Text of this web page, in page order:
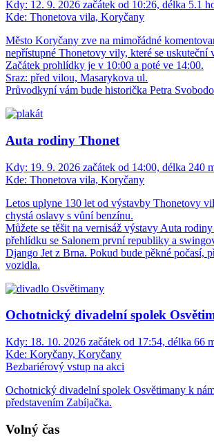
Kdy: 12. 9. 2026 začátek od 10:26, délka 5.1
Kde: Thonetova vila, Koryčany
Město Koryčany zve na mimořádné
nepřístupné Thonetovy vily, které se uskuteční
Začátek prohlídky je v 10:00 a poté ve 14:00.
Sraz: před vilou, Masarykova ul.
Průvodkyní vám bude historička Petra
Auta rodiny Thonet
Kdy: 19. 9. 2026 začátek od 14:00, délka 240
Kde: Thonetova vila, Koryčany
Letos uplyne 130 let od výstavby Thonetovy
chystá oslavy s vůní benzínu.
Můžete se těšit na vernisáž výstavy Auta
přehlídku se Salonem první republiky a
Django Jet z Brna. Pokud bude pěkné počasí,
vozidla.
Ochotnický divadelní spolek
Kdy: 18. 10. 2026 začátek od 17:54, délka 66
Kde: Koryčany, Koryčany
Bezbariérový vstup na akci
Ochotnický divadelní spolek Osvětimany k
představením Zabíjačka.
Volný čas